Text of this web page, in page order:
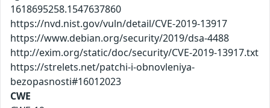
1618695258.1547637860
https://nvd.nist.gov/vuln/detail/CVE-2019-13917
https://www.debian.org/security/2019/dsa-4488
http://exim.org/static/doc/security/CVE-2019-13917.txt
https://strelets.net/patchi-i-obnovleniya-
bezopasnosti#16012023
CWE